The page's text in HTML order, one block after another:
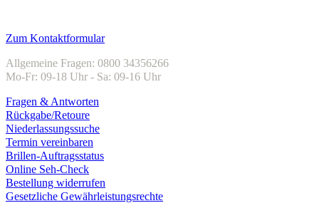
Zum Kontaktformular
Allgemeine Fragen: 0800 34356266
Mo-Fr: 09-18 Uhr - Sa: 09-16 Uhr
Fragen & Antworten
Rückgabe/Retoure
Niederlassungssuche
Termin vereinbaren
Brillen-Auftragsstatus
Online Seh-Check
Bestellung widerrufen
Gesetzliche Gewährleistungsrechte